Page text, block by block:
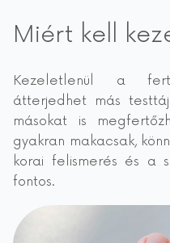
Miért kell
Kezeletlenül a
átterjedhet más
másokat is
gyakran makacsak,
korai felismerés és a
fontos.